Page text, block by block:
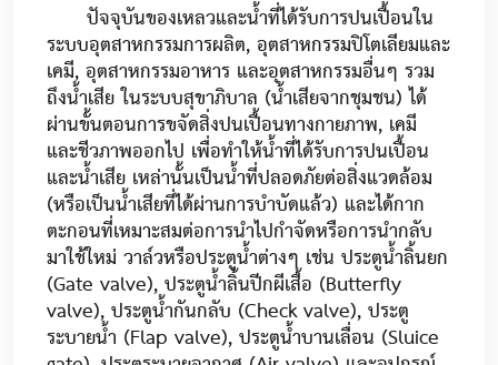
ปัจจุบันของเหลวและน้ำที่ได้รับการปนเปื้อนใน
ระบบอุตสาหกรรมการผลิต, อุตสาหกรรมปิโตเลียมและ
เคมี, อุตสาหกรรมอาหาร และอุตสาหกรรมอื่นๆ รวม
ถึงน้ำเสีย ในระบบสุขาภิบาล (น้ำเสียจากชุมชน) ได้
ผ่านขั้นตอนการขจัดสิ่งปนเปื้อนทางกายภาพ, เคมี
และชีวภาพออกไป เพื่อทำให้น้ำที่ได้รับการปนเปื้อน
และน้ำเสีย เหล่านั้นเป็นน้ำที่ปลอดภัยต่อสิ่งแวดล้อม
(หรือเป็นน้ำเสียที่ได้ผ่านการบำบัดแล้ว) และได้กาก
ตะกอนที่เหมาะสมต่อการนำไปกำจัดหรือการนำกลับ
มาใช้ใหม่ วาล์วหรือประตูน้ำต่างๆ เช่น ประตูน้ำลิ้นยก
(Gate valve), ประตูน้ำลิ้นปีกผีเสื้อ (Butterfly
valve), ประตูน้ำกันกลับ (Check valve), ประตู
ระบายน้ำ (Flap valve), ประตูน้ำบานเลื่อน (Sluice